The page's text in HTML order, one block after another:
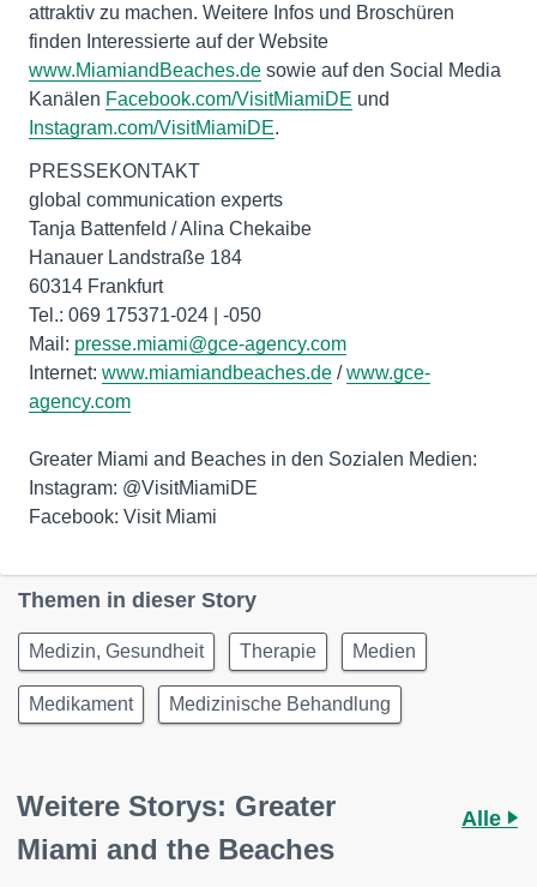
attraktiv zu machen. Weitere Infos und Broschüren
finden Interessierte auf der Website
www.MiamiandBeaches.de sowie auf den Social Media
Kanälen Facebook.com/VisitMiamiDE und
Instagram.com/VisitMiamiDE.
PRESSEKONTAKT
global communication experts
Tanja Battenfeld / Alina Chekaibe
Hanauer Landstraße 184
60314 Frankfurt
Tel.: 069 175371-024 | -050
Mail: presse.miami@gce-agency.com
Internet: www.miamiandbeaches.de /www.gce-
agency.com
Greater Miami and Beaches in den Sozialen Medien:
Instagram: @VisitMiamiDE
Facebook: Visit Miami
Themen in dieser Story
Medizin, Gesundheit Therapie Medien
Medikament Medizinische Behandlung
Weitere Storys: Greater
Miami and the Beaches
Alle